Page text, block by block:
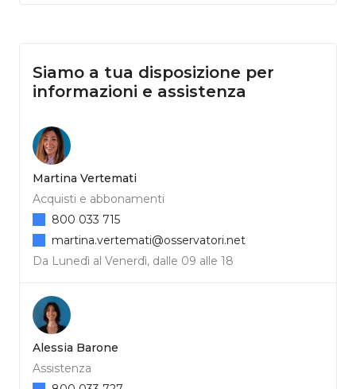
Siamo a tua disposizione per
informazioni e assistenza
Martina Vertemati
Acquisti e abbonamenti
Da Lunedì al Venerdì, dalle 09 alle 18
800 033 715
martina.vertemati@osservatori.net
Alessia Barone
Assistenza